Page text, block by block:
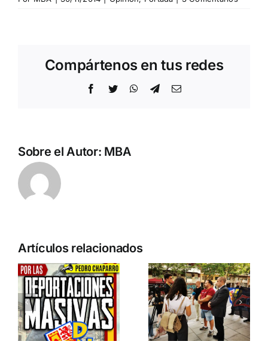
Compártenos en tus redes
Facebook
Twitter WhatsApp
TelegramCorreo
Sobre el Autor: MBA
Artículos relacionados
Acto en
Barcelona:
España y
Serbia
contra el
separatismo
acto DN
contra la
invasión
migratoria
y el gran